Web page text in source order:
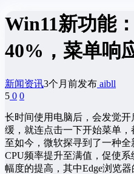
Win11新功能
40%，菜单响
新闻资讯3个月前发布 aibll
5 0 0
长时间使用电脑后，会发觉
缓，就连点击一下开始菜单
至如今，微软探寻到了一种
CPU频率提升至满值，促使
幅度的提高，其中Edge浏览